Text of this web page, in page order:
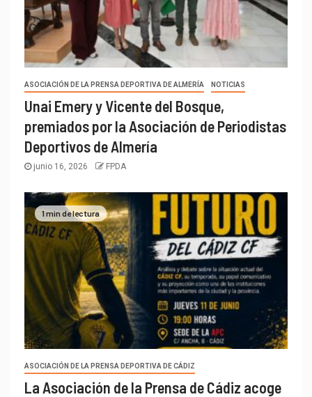
ASOCIACIÓN DE LA PRENSA DEPORTIVA DE ALMERÍA NOTICIAS
Unai Emery y Vicente del Bosque,
premiados por la Asociación de Periodistas
Deportivos de Almería
junio 16, 2026 FPDA
1 min de lectura
ASOCIACIÓN DE LA PRENSA DEPORTIVA DE CÁDIZ
La Asociación de la Prensa de Cádiz acoge